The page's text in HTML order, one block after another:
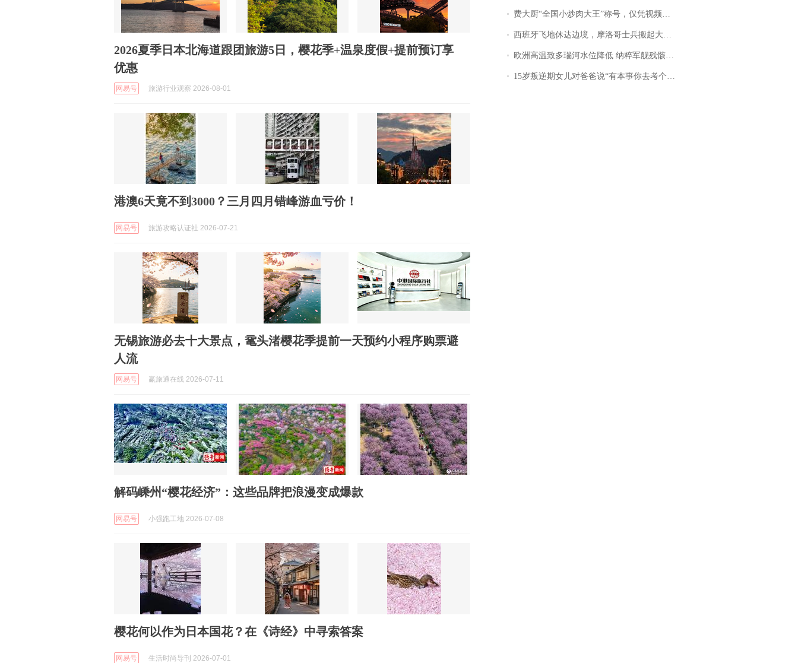
2026夏季日本北海道跟团旅游5日，樱花季+温泉度假+提前预订享
优惠
网易号 旅游行业观察 2026-08-01
港澳6天竟不到3000？三月四月错峰游血亏价！
网易号 旅游攻略认证社 2026-07-21
无锡旅游必去十大景点，鼋头渚樱花季提前一天预约小程序购票避
人流
网易号 赢旅通在线 2026-07-11
解码嵊州“樱花经济”：这些品牌把浪漫变成爆款
网易号 小强跑工地 2026-07-08
樱花何以作为日本国花？在《诗经》中寻索答案
网易号 生活时尚导刊 2026-07-01
费大厨“全国小炒肉大王”称号，仅凭视频评出？中国烹饪协会回应
西班牙飞地休达边境，摩洛哥士兵搬起大石块投向移民引争议，此前一天内数万人从摩洛哥涌入西班牙
欧洲高温致多瑙河水位降低 纳粹军舰残骸重见天日
15岁叛逆期女儿对爸爸说“有本事你去考个研究生”，44岁职场“老登”一战上岸“985”；父亲坦言拒绝空想，常年保持每月读6本书的习惯